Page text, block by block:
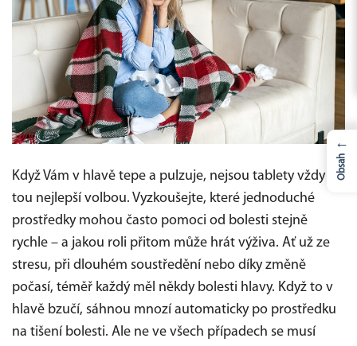
Když Vám v hlavě tepe a pulzuje, nejsou tablety vždy
tou nejlepší volbou. Vyzkoušejte, které jednoduché
prostředky mohou často pomoci od bolesti stejně
rychle – a jakou roli přitom může hrát výživa. Ať už ze
stresu, při dlouhém soustředění nebo díky změně
počasí, téměř každý měl někdy bolesti hlavy. Když to v
hlavě bzučí, sáhnou mnozí automaticky po prostředku
na tišení bolesti. Ale ne ve všech případech se musí
←
Obsah